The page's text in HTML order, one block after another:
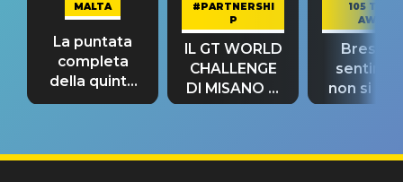
MALTA
La puntata
completa
della quinta
tappa
#PARTNERSHI
P
IL GT WORLD
CHALLENGE
DI MISANO si
riconferma
105 TAKE
AWAY
Bresh:
non si
fino alla